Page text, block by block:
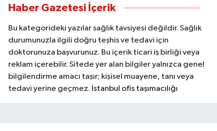
Haber Gazetesi İçerik
Bu kategorideki yazılar sağlık tavsiyesi değildir. Sağlık
durumunuzla ilgili doğru teşhis ve tedavi için
doktorunuza başvurunuz. Bu içerik ticari iş birliği veya
reklam içerebilir. Sitede yer alan bilgiler yalnızca genel
bilgilendirme amacı taşır; kişisel muayene, tanı veya
tedavi yerine geçmez. İstanbul ofis taşımacılığı